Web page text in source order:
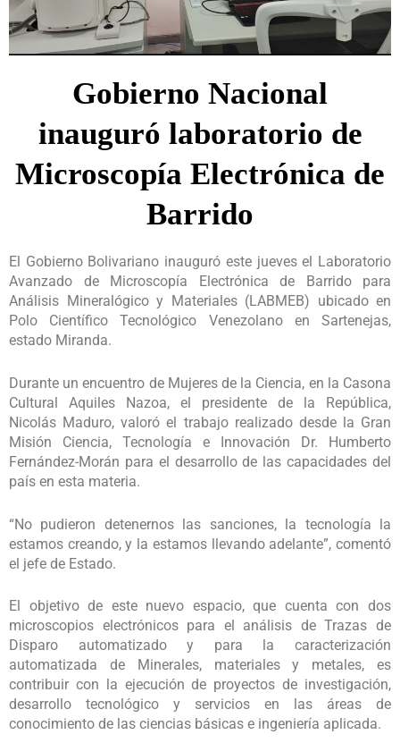
Gobierno Nacional
inauguró laboratorio de
Microscopía Electrónica de
Barrido
El Gobierno Bolivariano inauguró este jueves el Laboratorio
Avanzado de Microscopía Electrónica de Barrido para
Análisis Mineralógico y Materiales (LABMEB) ubicado en
Polo Científico Tecnológico Venezolano en Sartenejas,
estado Miranda.
Durante un encuentro de Mujeres de la Ciencia, en la Casona
Cultural Aquiles Nazoa, el presidente de la República,
Nicolás Maduro, valoró el trabajo realizado desde la Gran
Misión Ciencia, Tecnología e Innovación Dr. Humberto
Fernández-Morán para el desarrollo de las capacidades del
país en esta materia.
“No pudieron detenernos las sanciones, la tecnología la
estamos creando, y la estamos llevando adelante”, comentó
el jefe de Estado.
El objetivo de este nuevo espacio, que cuenta con dos
microscopios electrónicos para el análisis de Trazas de
Disparo automatizado y para la caracterización
automatizada de Minerales, materiales y metales, es
contribuir con la ejecución de proyectos de investigación,
desarrollo tecnológico y servicios en las áreas de
conocimiento de las ciencias básicas e ingeniería aplicada.